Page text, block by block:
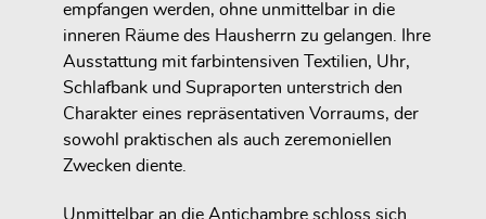
empfangen werden, ohne unmittelbar in die
inneren Räume des Hausherrn zu gelangen. Ihre
Ausstattung mit farbintensiven Textilien, Uhr,
Schlafbank und Supraporten unterstrich den
Charakter eines repräsentativen Vorraums, der
sowohl praktischen als auch zeremoniellen
Zwecken diente.
Unmittelbar an die Antichambre schloss sich